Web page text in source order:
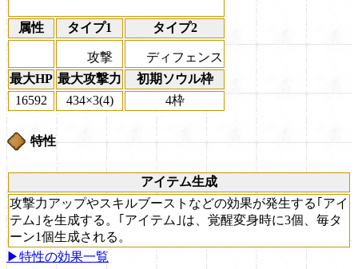
属性 タイプ1 タイプ2
攻撃
ディフェンス
最大HP 最大攻撃力
初期ソウル枠
16592
434×3(4) 4枠
特性
アイテム生成
攻撃力アップやスキルブーストなどの効果が発生する｢アイ
テム｣を生成する。｢アイテム｣は、覚醒変身時に3個、毎タ
ーン1個生成される。
▶特性の効果一覧